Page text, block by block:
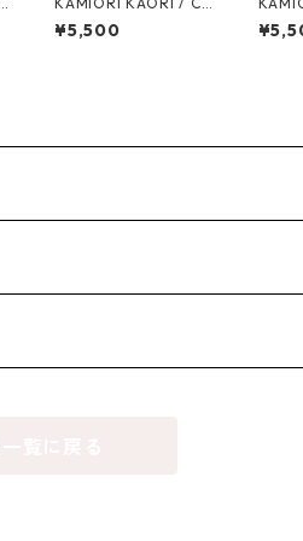
EVAL REF2 necklace
¥5,500